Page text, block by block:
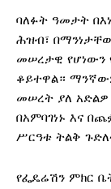
ባለፉት ዓመታት
ሕዝብ፣
መሠረታዊ
ቆይተዋል።
መሠረት ያለ
በአምባገነኑ እና
ሥርዓቱ ትልቅ
የፌዴሬሽን ምክር